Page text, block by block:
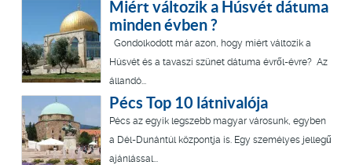
Miért változik a Húsvét dátuma
minden évben ?
Gondolkodott már azon, hogy miért változik a
Húsvét és a tavaszi szünet dátuma évről-évre? Az
állandó...
Pécs Top 10 látnivalója
Pécs az egyik legszebb magyar városunk, egyben
a Dél-Dunántúl központja is. Egy személyes jellegű
ajánlással...